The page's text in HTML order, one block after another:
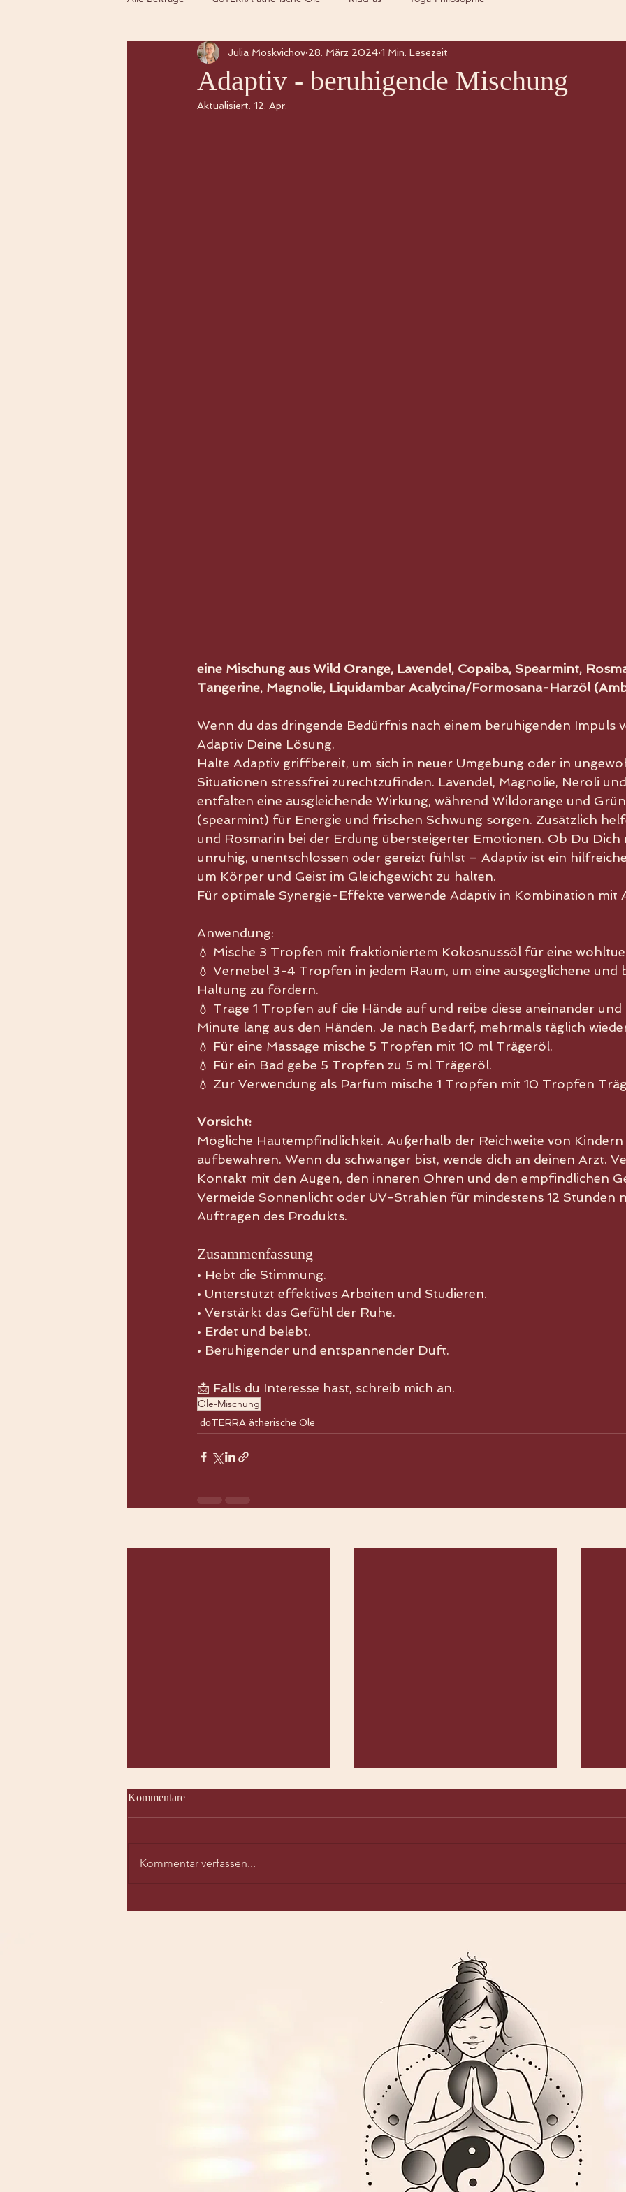
Adaptiv - beruhigende Mischung
Julia Moskvichov 28. März 2024 1 Min. Lesezeit
Aktualisiert: 12. Apr.
eine Mischung aus Wild Orange, Lavendel, Copaiba, Spearmint,
Tangerine, Magnolie, Liquidambar Acalycina/Formosana-Harzöl
Wenn du das dringende Bedürfnis nach einem beruhigenden Impuls
Adaptiv Deine Lösung.
Halte Adaptiv griffbereit, um sich in neuer Umgebung oder in
Situationen stressfrei zurechtzufinden. Lavendel, Magnolie, Neroli
entfalten eine ausgleichende Wirkung, während Wildorange und
(spearmint) für Energie und frischen Schwung sorgen. Zusätzlich
und Rosmarin bei der Erdung übersteigerter Emotionen. Ob Du Dich
unruhig, unentschlossen oder gereizt fühlst – Adaptiv ist ein
um Körper und Geist im Gleichgewicht zu halten.
Für optimale Synergie-Effekte verwende Adaptiv in Kombination mit
Anwendung:
💧 Mische 3 Tropfen mit fraktioniertem Kokosnussöl für eine
💧 Vernebel 3-4 Tropfen in jedem Raum, um eine ausgeglichene und
Haltung zu fördern.
💧 Trage 1 Tropfen auf die Hände auf und reibe diese aneinander und
Minute lang aus den Händen. Je nach Bedarf, mehrmals täglich
💧 Für eine Massage mische 5 Tropfen mit 10 ml Trägeröl.
💧 Für ein Bad gebe 5 Tropfen zu 5 ml Trägeröl.
💧 Zur Verwendung als Parfum mische 1 Tropfen mit 10 Tropfen
Vorsicht:
Mögliche Hautempfindlichkeit. Außerhalb der Reichweite von Kindern
aufbewahren. Wenn du schwanger bist, wende dich an deinen Arzt.
Kontakt mit den Augen, den inneren Ohren und den empfindlichen
Vermeide Sonnenlicht oder UV-Strahlen für mindestens 12 Stunden
Auftragen des Produkts.
Zusammenfassung
• Hebt die Stimmung.
• Unterstützt effektives Arbeiten und Studieren.
• Verstärkt das Gefühl der Ruhe.
• Erdet und belebt.
• Beruhigender und entspannender Duft.
📩 Falls du Interesse hast, schreib mich an.
Öle-Mischung
dōTERRA ätherische Öle
Kommentare
Kommentar verfassen...